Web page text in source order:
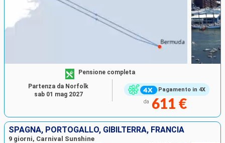
Pagamento in 4X
Pensione completa
da 611 €
Partenza da Norfolk
sab 01 mag 2027
SPAGNA, PORTOGALLO, GIBILTERRA, FRANCIA
9 giorni, Carnival Sunshine